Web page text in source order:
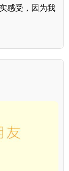
感受，因为我